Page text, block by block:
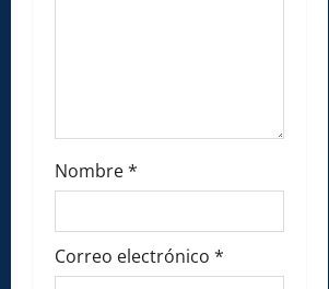
Nombre*
Correo electrónico *